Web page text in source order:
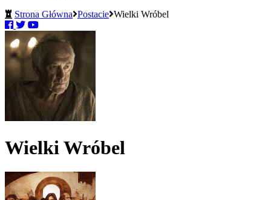
Strona Główna Postacie Wielki Wróbel
Wielki Wróbel